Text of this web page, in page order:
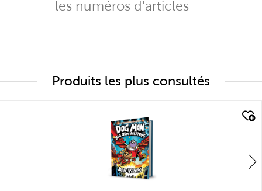
les numéros d'articles
Produits les plus consultés